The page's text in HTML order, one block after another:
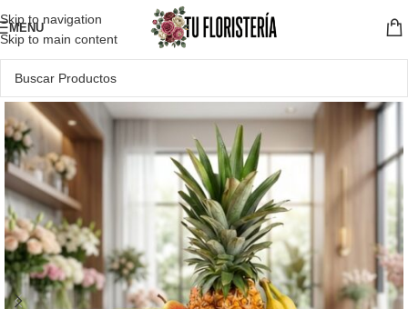
Skip to navigation
Skip to main content
MENU